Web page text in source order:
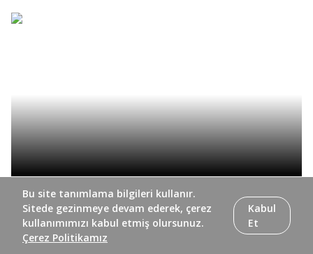
Bir TRT klasiği olan Pazar Konseri, TRT 2’de yaşamaya
devam ediyor. Şef Rengim Gökmen yönetiminde
Cumhurbaşkanlığı Senfoni Orkestrası’nın düzenlediği
konserler TRT 2’nin özel yorumuyla ekranlara gelecek.
Bu site tanımlama bilgileri kullanır.
Sitede gezinmeye devam ederek, çerez
kullanımımızı kabul etmiş olursunuz.
Çerez Politikamız
Kabul
Et